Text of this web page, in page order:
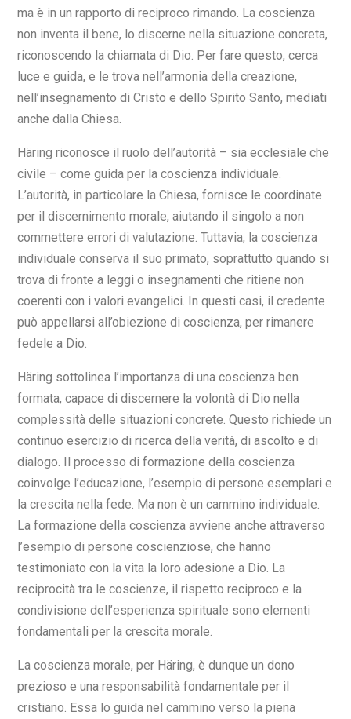
ma è in un rapporto di reciproco rimando. La coscienza
non inventa il bene, lo discerne nella situazione concreta,
riconoscendo la chiamata di Dio. Per fare questo, cerca
luce e guida, e le trova nell’armonia della creazione,
nell’insegnamento di Cristo e dello Spirito Santo, mediati
anche dalla Chiesa.
Häring riconosce il ruolo dell’autorità – sia ecclesiale che
civile – come guida per la coscienza individuale.
L’autorità, in particolare la Chiesa, fornisce le coordinate
per il discernimento morale, aiutando il singolo a non
commettere errori di valutazione. Tuttavia, la coscienza
individuale conserva il suo primato, soprattutto quando si
trova di fronte a leggi o insegnamenti che ritiene non
coerenti con i valori evangelici. In questi casi, il credente
può appellarsi all’obiezione di coscienza, per rimanere
fedele a Dio.
Häring sottolinea l’importanza di una coscienza ben
formata, capace di discernere la volontà di Dio nella
complessità delle situazioni concrete. Questo richiede un
continuo esercizio di ricerca della verità, di ascolto e di
dialogo. Il processo di formazione della coscienza
coinvolge l’educazione, l’esempio di persone esemplari e
la crescita nella fede. Ma non è un cammino individuale.
La formazione della coscienza avviene anche attraverso
l’esempio di persone coscienziose, che hanno
testimoniato con la vita la loro adesione a Dio. La
reciprocità tra le coscienze, il rispetto reciproco e la
condivisione dell’esperienza spirituale sono elementi
fondamentali per la crescita morale.
La coscienza morale, per Häring, è dunque un dono
prezioso e una responsabilità fondamentale per il
cristiano. Essa lo guida nel cammino verso la piena